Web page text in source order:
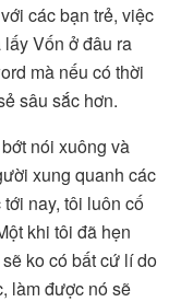
các bạn trẻ, việc
Vốn ở đâu ra
mà nếu có thời
sâu sắc hơn.
nói xuông và
xung quanh các
nay, tôi luôn cố
khi tôi đã hẹn
ko có bất cứ lí do
làm được nó sẽ